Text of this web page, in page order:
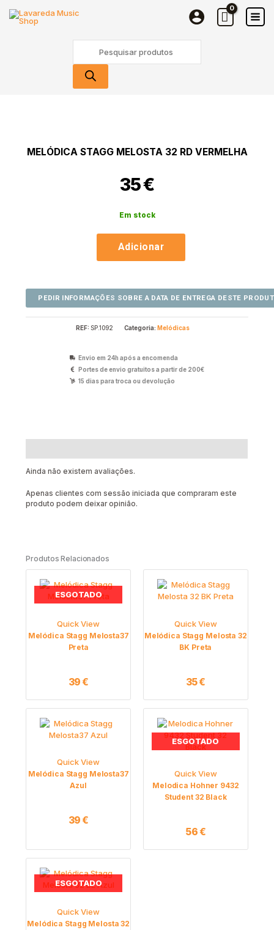
search
MELÓDICA STAGG MELOSTA 32 RD VERMELHA
35€
Em stock
Stagg
Melosta
Vermelha
Adicionar
REF: SP.1092 Categoria: Melódicas
Envio em 24h após a encomenda
Portes de envio gratuitos a partir de 200€
15 dias para troca ou devolução
Ainda não existem avaliações.
Apenas clientes com sessão iniciada que compraram este
produto podem deixar opinião.
Produtos Relacionados
ESGOTADO
Quick View
Melódica Stagg Melosta37
Preta
39€
Quick View
Melódica Stagg Melosta 32
BK Preta
35€
Quick View
Melódica Stagg Melosta37
Azul
39€
ESGOTADO
Quick View
Melodica Hohner 9432
Student 32 Black
56€
ESGOTADO
Quick View
Melódica Stagg Melosta 32
Melosta